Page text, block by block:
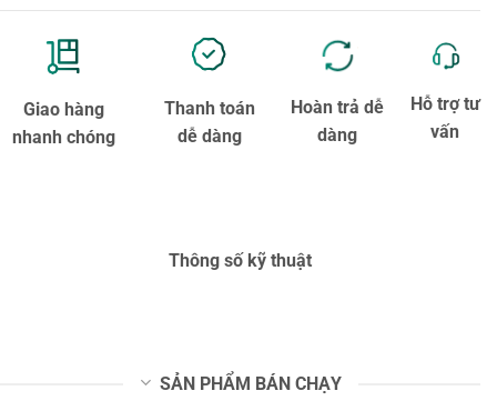
Giao hàng
nhanh chóng
Thanh toán
dễ dàng
Hoàn trả dễ
dàng
Hỗ trợ tư
vấn
Thông số kỹ thuật
SẢN PHẨM BÁN CHẠY